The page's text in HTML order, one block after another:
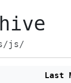
js/
Last